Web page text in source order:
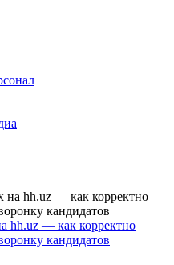
hh.uz — как корректно
кандидатов